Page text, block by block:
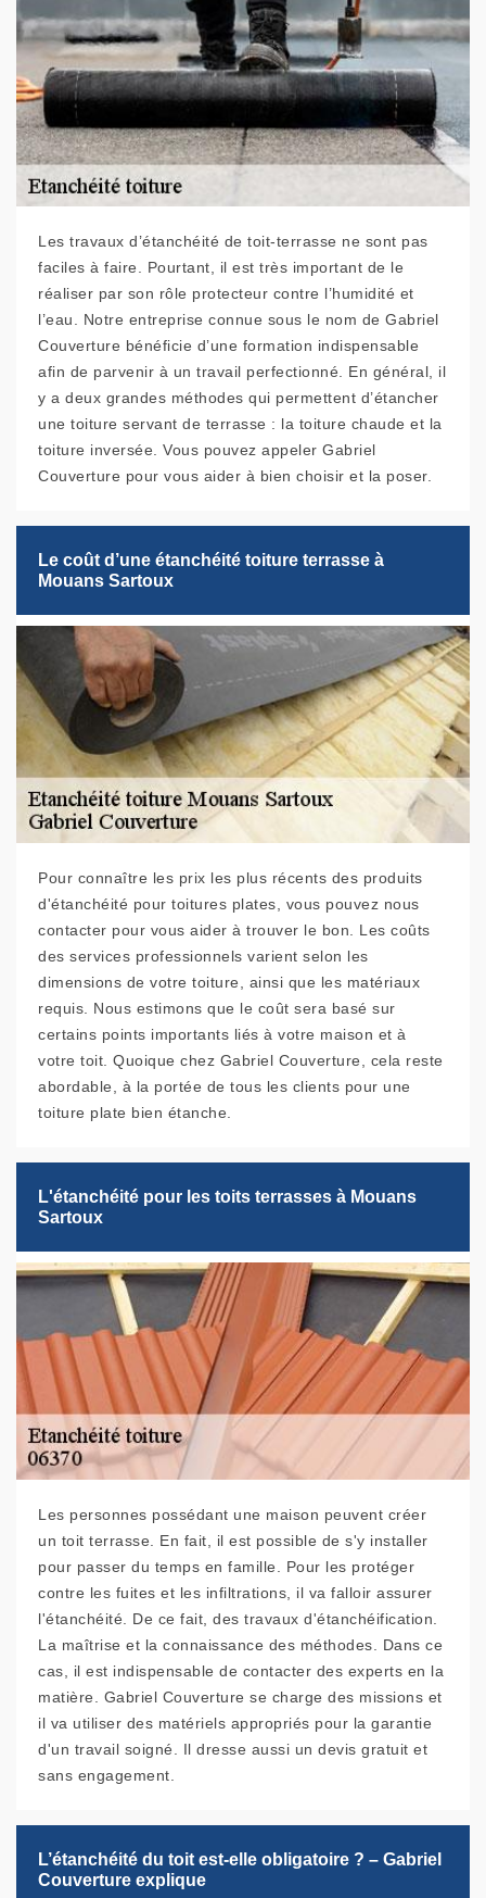
Les travaux d’étanchéité de toit-terrasse ne sont pas
faciles à faire. Pourtant, il est très important de le
réaliser par son rôle protecteur contre l’humidité et
l’eau. Notre entreprise connue sous le nom de Gabriel
Couverture bénéficie d’une formation indispensable
afin de parvenir à un travail perfectionné. En général, il
y a deux grandes méthodes qui permettent d’étancher
une toiture servant de terrasse : la toiture chaude et la
toiture inversée. Vous pouvez appeler Gabriel
Couverture pour vous aider à bien choisir et la poser.
Le coût d’une étanchéité toiture terrasse à
Mouans Sartoux
Pour connaître les prix les plus récents des produits
d'étanchéité pour toitures plates, vous pouvez nous
contacter pour vous aider à trouver le bon. Les coûts
des services professionnels varient selon les
dimensions de votre toiture, ainsi que les matériaux
requis. Nous estimons que le coût sera basé sur
certains points importants liés à votre maison et à
votre toit. Quoique chez Gabriel Couverture, cela reste
abordable, à la portée de tous les clients pour une
toiture plate bien étanche.
L'étanchéité pour les toits terrasses à Mouans
Sartoux
Les personnes possédant une maison peuvent créer
un toit terrasse. En fait, il est possible de s'y installer
pour passer du temps en famille. Pour les protéger
contre les fuites et les infiltrations, il va falloir assurer
l'étanchéité. De ce fait, des travaux d'étanchéification.
La maîtrise et la connaissance des méthodes. Dans ce
cas, il est indispensable de contacter des experts en la
matière. Gabriel Couverture se charge des missions et
il va utiliser des matériels appropriés pour la garantie
d'un travail soigné. Il dresse aussi un devis gratuit et
sans engagement.
L’étanchéité du toit est-elle obligatoire ? – Gabriel
Couverture explique